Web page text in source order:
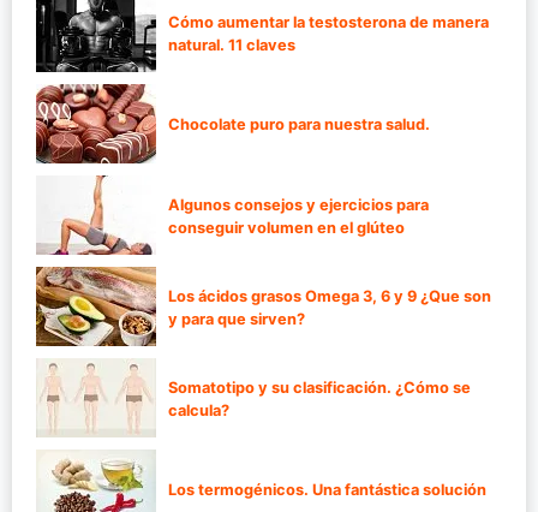
Cómo aumentar la testosterona de manera
natural. 11 claves
Chocolate puro para nuestra salud.
Algunos consejos y ejercicios para
conseguir volumen en el glúteo
Los ácidos grasos Omega 3, 6 y 9 ¿Que son
y para que sirven?
Somatotipo y su clasificación. ¿Cómo se
calcula?
Los termogénicos. Una fantástica solución